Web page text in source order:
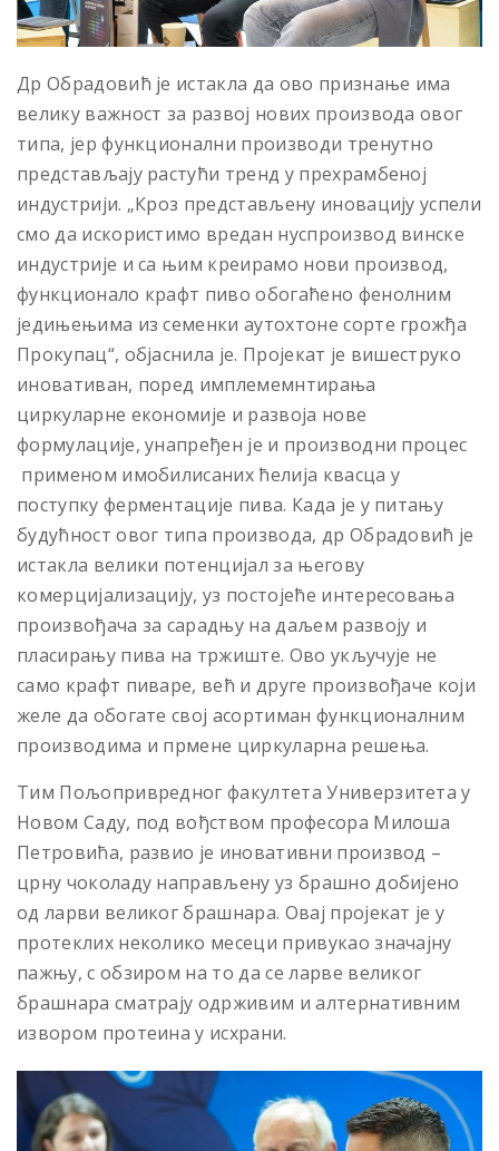
Др Обрадовић је истакла да ово признање има
велику важност за развој нових производа овог
типа, јер функционални производи тренутно
представљају растући тренд у прехрамбеној
индустрији. „Кроз представљену иновацију успели
смо да искористимо вредан нуспроизвод винске
индустрије и са њим креирамо нови производ,
функционало крафт пиво обогаћено фенолним
једињењима из семенки аутохтоне сорте грожђа
Прокупац“, објаснила је. Пројекат је вишеструко
иновативан, поред имплемемнтирања
циркуларне економије и развоја нове
формулације, унапређен је и производни процес
применом имобилисаних ћелија квасца у
поступку ферментације пива. Када је у питању
будућност овог типа производа, др Обрадовић је
истакла велики потенцијал за његову
комерцијализацију, уз постојеће интересовања
произвођача за сарадњу на даљем развоју и
пласирању пива на тржиште. Ово укључује не
само крафт пиваре, већ и друге произвођаче који
желе да обогате свој асортиман функционалним
производима и прмене циркуларна решења.
Тим Пољопривредног факултета Универзитета у
Новом Саду, под вођством професора Милоша
Петровића, развио је иновативни производ –
црну чоколаду направљену уз брашно добијено
од ларви великог брашнара. Овај пројекат је у
протеклих неколико месеци привукао значајну
пажњу, с обзиром на то да се ларве великог
брашнара сматрају одрживим и алтернативним
извором протеина у исхрани.